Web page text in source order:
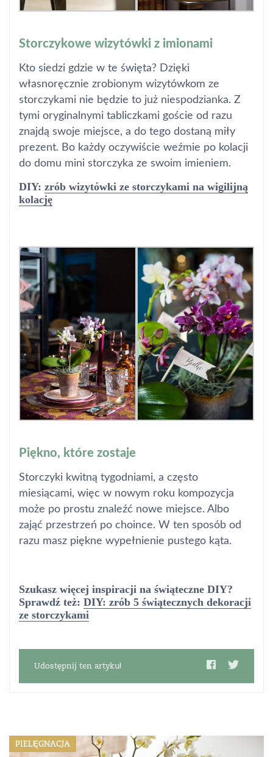
Storczykowe wizytówki z imionami
Kto siedzi gdzie w te święta? Dzięki
własnoręcznie zrobionym wizytówkom ze
storczykami nie będzie to już niespodzianka. Z
tymi oryginalnymi tabliczkami goście od razu
znajdą swoje miejsce, a do tego dostaną miły
prezent. Bo każdy oczywiście weźmie po kolacji
do domu mini storczyka ze swoim imieniem.
DIY: zrób wizytówki ze storczykami na wigilijną
kolację
Piękno, które zostaje
Storczyki kwitną tygodniami, a często
miesiącami, więc w nowym roku kompozycja
może po prostu znaleźć nowe miejsce. Albo
zająć przestrzeń po choince. W ten sposób od
razu masz piękne wypełnienie pustego kąta.
Szukasz więcej inspiracji na świąteczne DIY?
Sprawdź też: DIY: zrób 5 świątecznych dekoracji
ze storczykami
Udostępnij ten artykuł
PIELĘGNACJA